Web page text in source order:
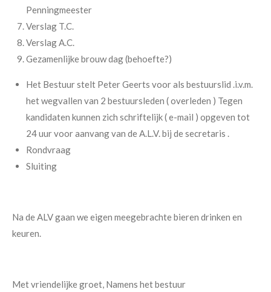
Penningmeester
Verslag T.C.
Verslag A.C.
Gezamenlijke brouw dag (behoefte?)
Het Bestuur stelt Peter Geerts voor als bestuurslid .i.v.m.
het wegvallen van 2 bestuursleden ( overleden ) Tegen
kandidaten kunnen zich schriftelijk ( e-mail ) opgeven tot
24 uur voor aanvang van de A.L.V. bij de secretaris .
Rondvraag
Sluiting
Na de ALV gaan we eigen meegebrachte bieren drinken en
keuren.
Met vriendelijke groet, Namens het bestuur